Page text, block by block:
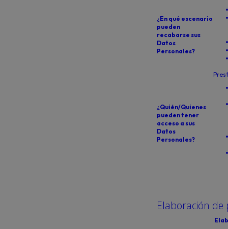
¿En qué escenario
pueden
recabarse sus
Datos
Personales?
¿Quién/Quienes
pueden tener
acceso a sus
Datos
Personales?
Elaboración de